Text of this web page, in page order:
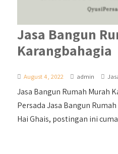
Jasa Bangun
Karangbahagia
August 4, 2022 admin
Jasa Bangun Rumah Murah
Persada Jasa Bangun
Hai Ghais, postingan ini